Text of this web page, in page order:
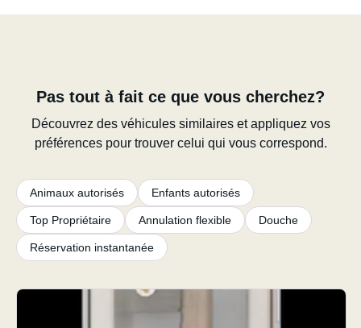
Pas tout à fait ce que vous cherchez?
Découvrez des véhicules similaires et appliquez vos
préférences pour trouver celui qui vous correspond.
Animaux autorisés Enfants autorisés
Top Propriétaire Annulation flexible Douche
Réservation instantanée